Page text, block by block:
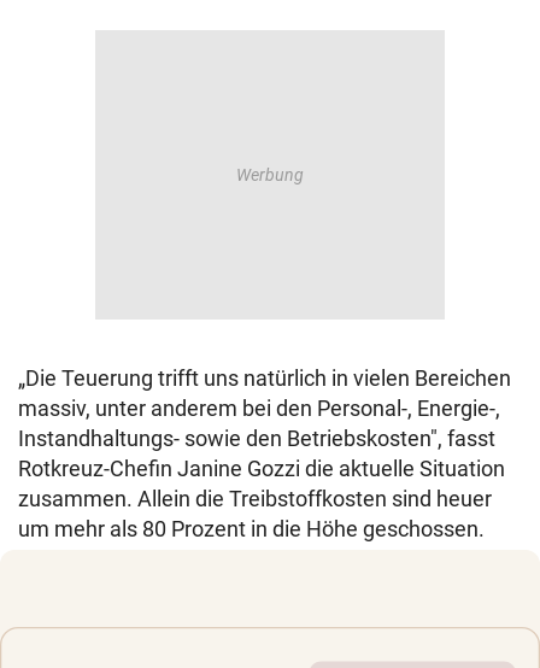
„Die Teuerung trifft uns natürlich in vielen Bereichen
massiv, unter anderem bei den Personal-, Energie-,
Instandhaltungs- sowie den Betriebskosten", fasst
Rotkreuz-Chefin Janine Gozzi die aktuelle Situation
zusammen. Allein die Treibstoffkosten sind heuer
um mehr als 80 Prozent in die Höhe geschossen.